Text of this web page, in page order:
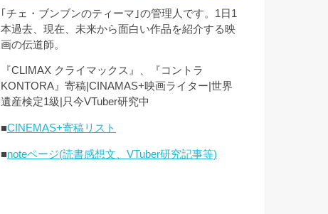
｢チェ・ブンブンのティーマ｣の管理人です。1日1
本過去、現在、未来から面白い作品を紹介する映
画の伝道師。
『CLIMAX クライマックス』、『コントラ
KONTORA』寄稿|CINAMAS+映画ライター|世界
遺産検定1級|只今VTuber研究中
■CINEMAS+寄稿リスト
■noteページ(読書感想文、VTuber研究記事等)